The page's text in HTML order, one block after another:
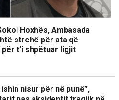
Hoxhës, Ambasada
strehë për ata që
t’i shpëtuar ligjit
nisur për në punë”,